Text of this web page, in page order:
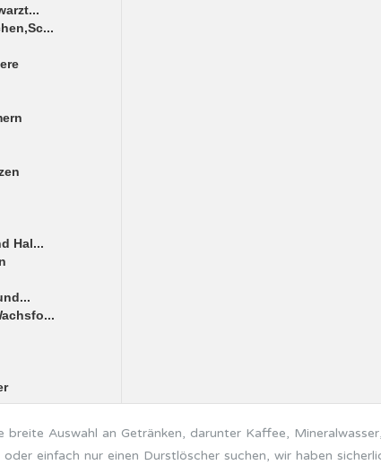
Hal...
Auswahl an Getränken, darunter Kaffee,
einfach nur einen Durstlöscher suchen, wir haben